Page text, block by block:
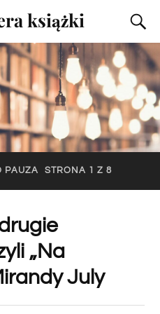
książki
PAUZA STRONA 1 Z 8
„Na
July